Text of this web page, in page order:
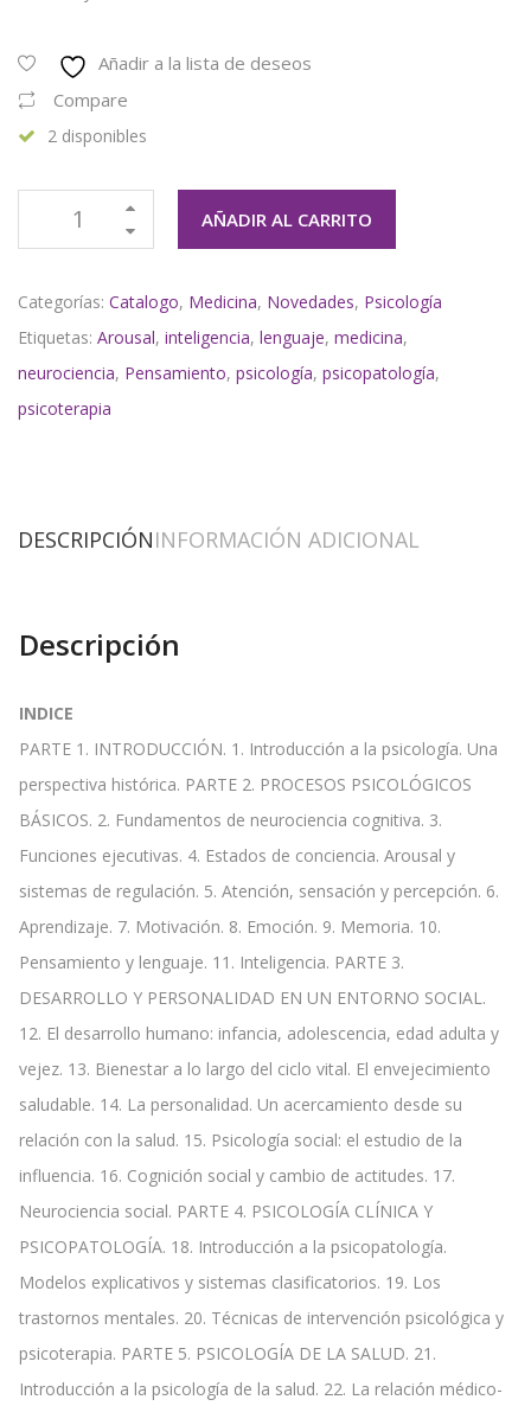
Añadir a la lista de deseos
Compare
2 disponibles
AÑADIR AL CARRITO
Categorías: Catalogo, Medicina, Novedades, Psicología
Etiquetas: Arousal, inteligencia, lenguaje, medicina,
neurociencia, Pensamiento, psicología, psicopatología,
psicoterapia
DESCRIPCIÓNINFORMACIÓN ADICIONAL
Descripción
INDICE
PARTE 1. INTRODUCCIÓN. 1. Introducción a la psicología. Una
perspectiva histórica. PARTE 2. PROCESOS PSICOLÓGICOS
BÁSICOS. 2. Fundamentos de neurociencia cognitiva. 3.
Funciones ejecutivas. 4. Estados de conciencia. Arousal y
sistemas de regulación. 5. Atención, sensación y percepción. 6.
Aprendizaje. 7. Motivación. 8. Emoción. 9. Memoria. 10.
Pensamiento y lenguaje. 11. Inteligencia. PARTE 3.
DESARROLLO Y PERSONALIDAD EN UN ENTORNO SOCIAL.
12. El desarrollo humano: infancia, adolescencia, edad adulta y
vejez. 13. Bienestar a lo largo del ciclo vital. El envejecimiento
saludable. 14. La personalidad. Un acercamiento desde su
relación con la salud. 15. Psicología social: el estudio de la
influencia. 16. Cognición social y cambio de actitudes. 17.
Neurociencia social. PARTE 4. PSICOLOGÍA CLÍNICA Y
PSICOPATOLOGÍA. 18. Introducción a la psicopatología.
Modelos explicativos y sistemas clasificatorios. 19. Los
trastornos mentales. 20. Técnicas de intervención psicológica y
psicoterapia. PARTE 5. PSICOLOGÍA DE LA SALUD. 21.
Introducción a la psicología de la salud. 22. La relación médico-